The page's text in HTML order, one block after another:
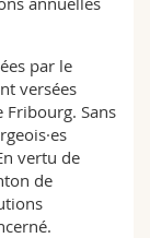
par le
versées
Fribourg. Sans
vertu de
de